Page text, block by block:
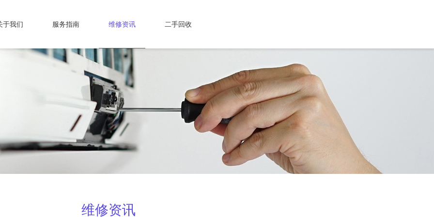
于我们 服务指南 维修资讯 二手回收
维修资讯